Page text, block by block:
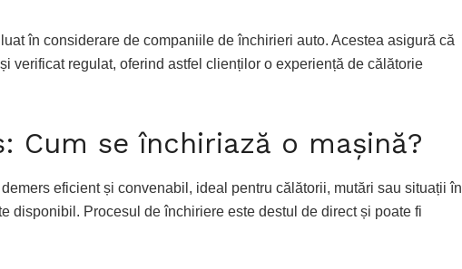
în considerare de companiile de închirieri auto. Acestea asigură că
verificat regulat, oferind astfel clienților o experiență de călătorie
Cum se închiriază o mașină?
eficient și convenabil, ideal pentru călătorii, mutări sau situații în
disponibil. Procesul de închiriere este destul de direct și poate fi